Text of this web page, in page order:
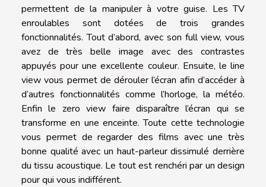
permettent de la manipuler à votre guise. Les TV
enroulables sont dotées de trois grandes
fonctionnalités. Tout d’abord, avec son full view, vous
avez de très belle image avec des contrastes
appuyés pour une excellente couleur. Ensuite, le line
view vous permet de dérouler l’écran afin d’accéder à
d’autres fonctionnalités comme l’horloge, la météo.
Enfin le zero view faire disparaître l’écran qui se
transforme en une enceinte. Toute cette technologie
vous permet de regarder des films avec une très
bonne qualité avec un haut-parleur dissimulé derrière
du tissu acoustique. Le tout est renchéri par un design
pour qui vous indifférent.